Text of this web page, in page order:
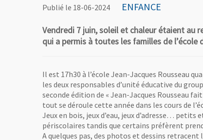
Publié le 18-06-2024 ENFANCE
Vendredi 7 juin, soleil et chaleur étaient au
qui a permis à toutes les familles de
Il est 17h30 à l’école Jean-Jacques Rousseau
les deux responsables d’unité éducative du
seconde édition de « Jean-Jacques Rousseau
tout se déroule cette année dans les cours de
Jeux en bois, jeux d’eau, jeux d’adresse…
périscolaires tandis que certains préfèrent
A quelques pas, des photos et dessins retracent